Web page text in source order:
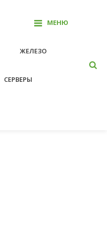
МЕНЮ
ЖЕЛЕЗО
СЕРВЕРЫ